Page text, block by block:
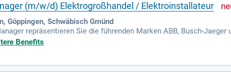
(m/w/d) Elektrogroßhandel / Elektroinstallateur
Göppingen, Schwäbisch Gmünd
repräsentieren Sie die führenden Marken ABB, Busch-
Home, Energiemanagement und Nachhaltigkeit sind Ihnen
Modell ermöglicht es Ihnen, Kunden im Großraum Aalen,
aufzubauen. Entwickeln Sie individuelle Lösungen, um die
Benefits